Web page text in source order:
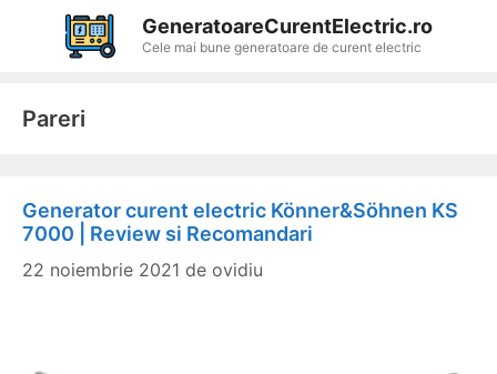
GeneratoareCurentElectric.ro
Cele mai bune generatoare de curent electric
Pareri
Generator curent electric Könner&Söhnen KS
7000 | Review si Recomandari
22 noiembrie 2021 de ovidiu